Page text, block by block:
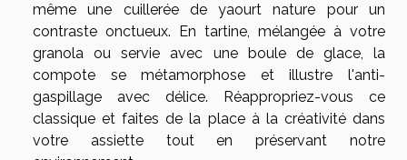
même une cuillerée de yaourt nature pour un
contraste onctueux. En tartine, mélangée à votre
granola ou servie avec une boule de glace, la
compote se métamorphose et illustre l'anti-
gaspillage avec délice. Réappropriez-vous ce
classique et faites de la place à la créativité dans
votre assiette tout en préservant notre